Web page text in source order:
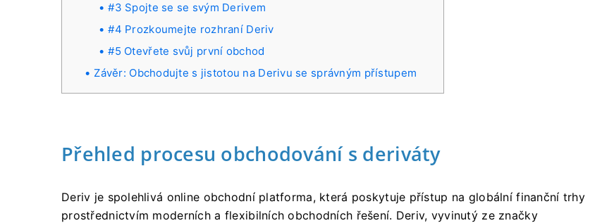
#3 Spojte se se svým Derivem
#4 Prozkoumejte rozhraní Deriv
#5 Otevřete svůj první obchod
Závěr: Obchodujte s jistotou na Derivu se správným přístupem
Přehled procesu obchodování s deriváty
Deriv je spolehlivá online obchodní platforma, která poskytuje přístup na globální finanční trhy
prostřednictvím moderních a flexibilních obchodních řešení. Deriv, vyvinutý ze značky